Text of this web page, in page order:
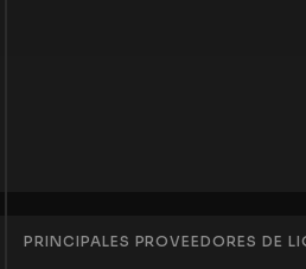
PRINCIPALES PROVEEDORES DE